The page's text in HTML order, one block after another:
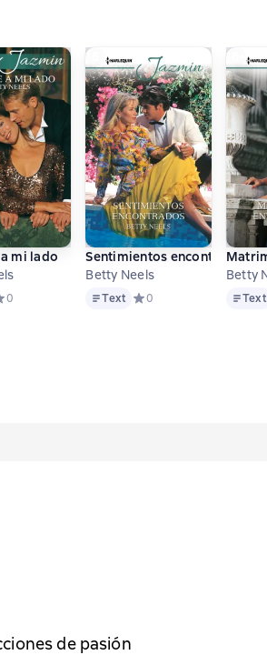
a la princesa
a mi lado - Lecciones de pasión
0 оценок
mi lado
рейтинг 0 на основе 0 оценок
0
18+
Sentimientos encontrados
Betty Neels
TextText Средний рейтинг 0 на
0
18+
Betty
TextText
de pasión